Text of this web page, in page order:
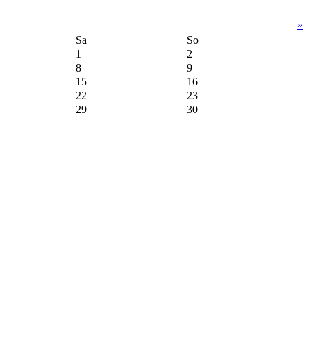
»
Sa
So
1
2
8
9
15
16
22
23
29
30